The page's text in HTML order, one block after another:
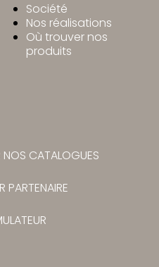
Société
Nos réalisations
Où trouver nos
produits
NOS CATALOGUES
PARTENAIRE